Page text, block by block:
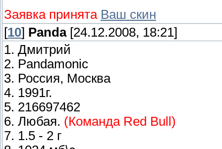
Заявка принята Ваш скин
[10] Panda[24.12.2008, 18:21]
1. Дмитрий
2. Pandamonic
3. Россия, Москва
4. 1991г.
5. 216697462
6. Любая. (Команда Red Bull)
7. 1.5 - 2 г